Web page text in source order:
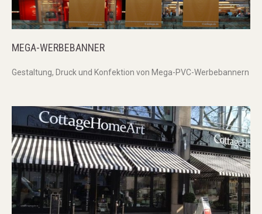
MEGA-WERBEBANNER
Gestaltung, Druck und Konfektion von Mega-PVC-Werbebannern